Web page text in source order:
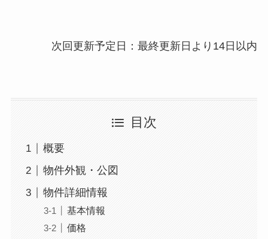
次回更新予定日：最終更新日より14日以内
目次
概要
物件外観・公図
物件詳細情報
基本情報
価格